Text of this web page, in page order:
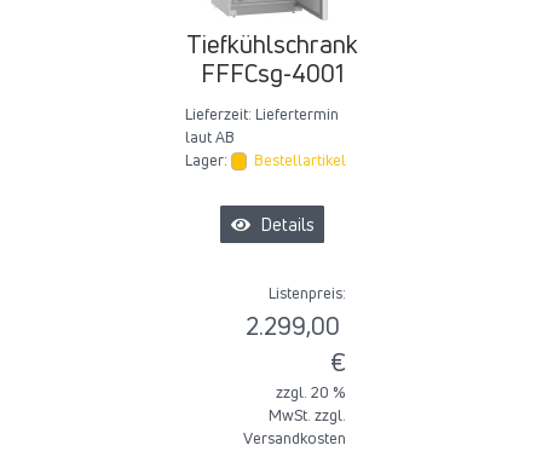
Tiefkühlschrank
FFFCsg-4001
Lieferzeit: Liefertermin
laut AB
Lager:
Bestellartikel
Details
Listenpreis:
2.299,00
€
zzgl. 20 %
MwSt. zzgl.
Versandkosten